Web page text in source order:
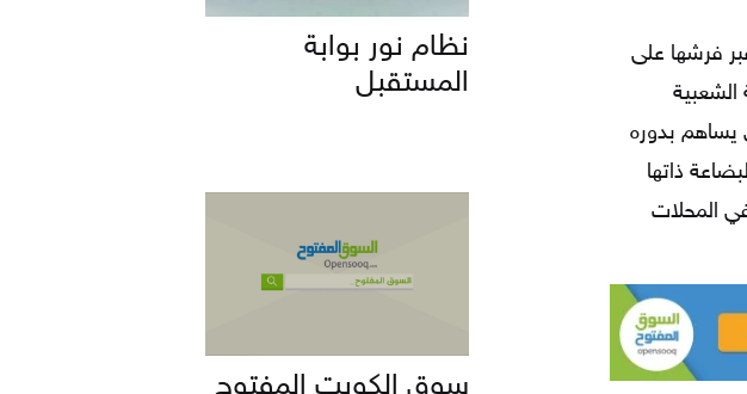
فرشها على
يساهم بدوره
ذاتها
المحلات
نظام نور بوابة
المستقبل
سوق الكويت المفتوح